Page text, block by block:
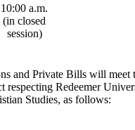
10:00 a.m.
(in closed
session)
and Private Bills will meet
Redeemer
Studies, as follows: